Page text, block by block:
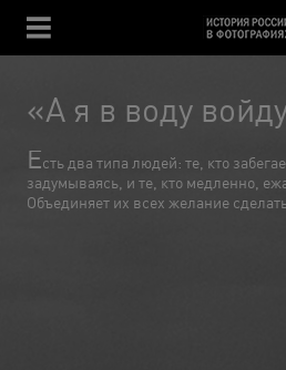
«А я в воду
Есть два типа людей: те, кто
задумываясь, и те, кто медленно,
Объединяет их всех желание